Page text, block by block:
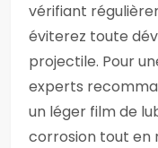
vérifiant
éviterez toute
projectile. Pour
experts
un léger film de
corrosion tout en